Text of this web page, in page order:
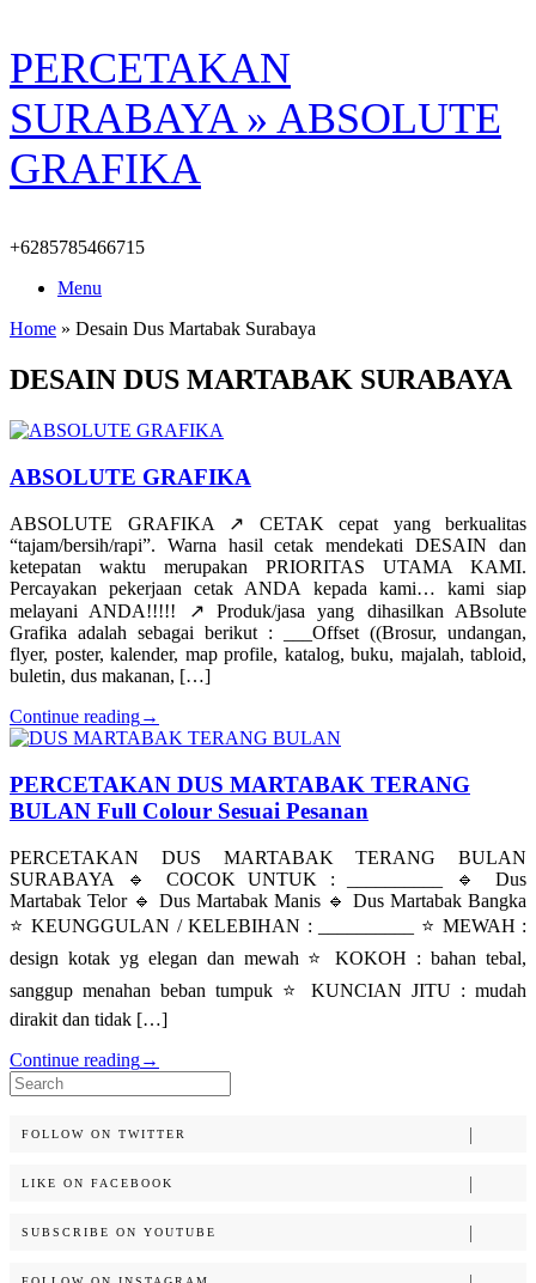
Skip
to
content
PERCETAKAN
SURABAYA » ABSOLUTE
GRAFIKA
+6285785466715
Menu
Home » Desain Dus Martabak Surabaya
DESAIN DUS MARTABAK SURABAYA
ABSOLUTE GRAFIKA
ABSOLUTE GRAFIKA ↗️ CETAK cepat yang berkualitas
“tajam/bersih/rapi”. Warna hasil cetak mendekati DESAIN dan
ketepatan waktu merupakan PRIORITAS UTAMA KAMI.
Percayakan pekerjaan cetak ANDA kepada kami… kami siap
melayani ANDA!!!!! ↗️ Produk/jasa yang dihasilkan ABsolute
Grafika adalah sebagai berikut : ___Offset ((Brosur, undangan,
flyer, poster, kalender, map profile, katalog, buku, majalah, tabloid,
buletin, dus makanan, […]
Continue reading→
PERCETAKAN DUS MARTABAK TERANG
BULAN Full Colour Sesuai Pesanan
PERCETAKAN DUS MARTABAK TERANG BULAN
SURABAYA 🔹 COCOK UNTUK : __________ 🔹 Dus
Martabak Telor 🔹 Dus Martabak Manis 🔹 Dus Martabak Bangka
⭐️ KEUNGGULAN / KELEBIHAN : __________ ⭐️ MEWAH :
design kotak yg elegan dan mewah ⭐️ KOKOH : bahan tebal,
sanggup menahan beban tumpuk ⭐️ KUNCIAN JITU : mudah
dirakit dan tidak […]
Continue reading→
Search
for:
FOLLOW ON TWITTER
LIKE ON FACEBOOK
SUBSCRIBE ON YOUTUBE